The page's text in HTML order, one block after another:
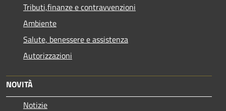
Tributi,finanze e contravvenzioni
Ambiente
Salute, benessere e assistenza
Autorizzazioni
NOVITÀ
Notizie